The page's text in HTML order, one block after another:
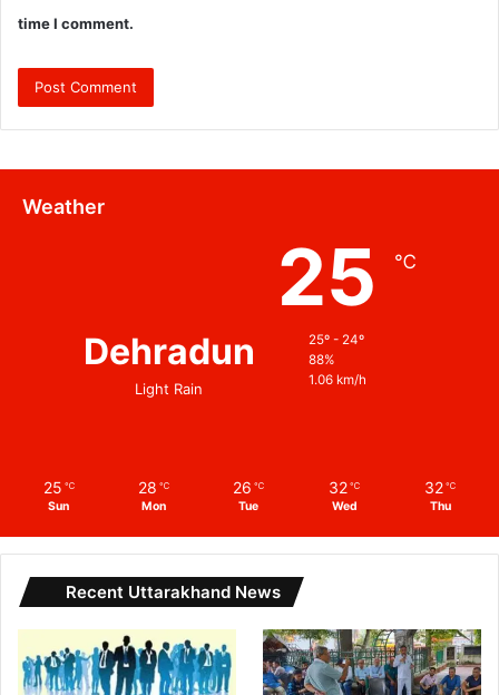
time I comment.
Weather
Dehradun
Light Rain
25 ℃
25º - 24º
88%
1.06 km/h
25 ℃
Sun
28 ℃
Mon
26 ℃
Tue
32 ℃
Wed
32 ℃
Thu
Recent Uttarakhand News